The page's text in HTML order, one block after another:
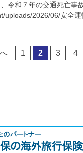
令和７年の交通死亡事
uploads/2026/06/安全
1 2 3 4